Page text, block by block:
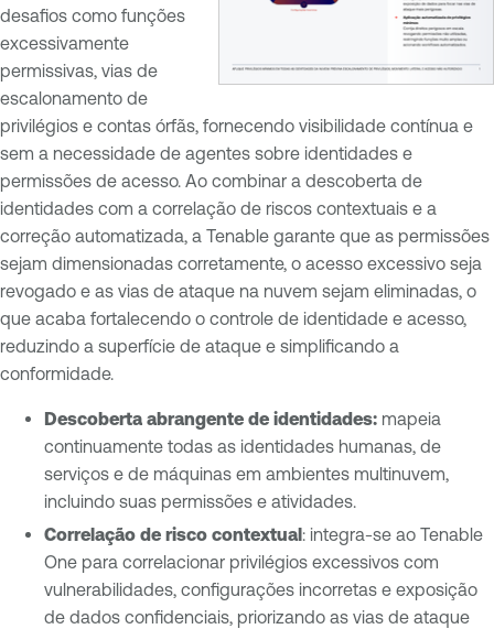
desafios como funções
excessivamente
permissivas, vias de
escalonamento de
privilégios e contas órfãs, fornecendo visibilidade contínua e
sem a necessidade de agentes sobre identidades e
permissões de acesso. Ao combinar a descoberta de
identidades com a correlação de riscos contextuais e a
correção automatizada, a Tenable garante que as permissões
sejam dimensionadas corretamente, o acesso excessivo seja
revogado e as vias de ataque na nuvem sejam eliminadas, o
que acaba fortalecendo o controle de identidade e acesso,
reduzindo a superfície de ataque e simplificando a
conformidade.
Descoberta abrangente de identidades: mapeia
continuamente todas as identidades humanas, de
serviços e de máquinas em ambientes multinuvem,
incluindo suas permissões e atividades.
Correlação de risco contextual: integra-se ao Tenable
One para correlacionar privilégios excessivos com
vulnerabilidades, configurações incorretas e exposição
de dados confidenciais, priorizando as vias de ataque